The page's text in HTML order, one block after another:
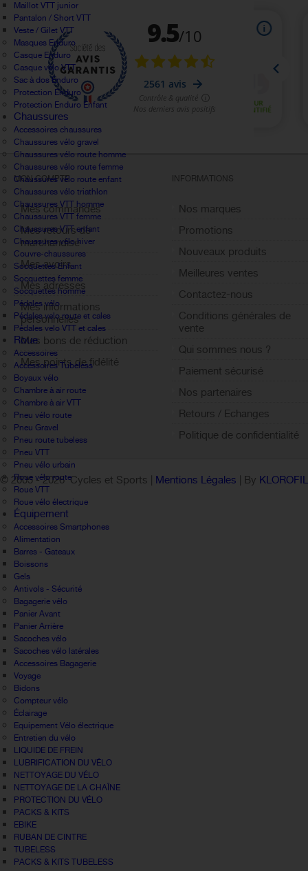
Maillot VTT junior
Pantalon / Short VTT
Veste / Gilet VTT
Masques Enduro
Casque Enduro
Casque vélo VTT
Sac à dos Enduro
Protection Enduro
Protection Enduro Enfant
Chaussures
Accessoires chaussures
Chaussures vélo gravel
Chaussures vélo route homme
Chaussures vélo route femme
Chaussures vélo route enfant
Chaussures vélo triathlon
Chaussures VTT homme
Chaussures VTT femme
Chaussures VTT enfant
Chaussures vélo hiver
Couvre-chaussures
Socquettes Enfant
Socquettes femme
Socquettes homme
Pédales vélo
Pédales velo route et cales
Pédales velo VTT et cales
Roue
Accessoires
Accessoires Tubeless
Boyaux vélo
Chambre à air route
Chambre à air VTT
Pneu vélo route
Pneu Gravel
Pneu route tubeless
Pneu VTT
Pneu vélo urbain
Roue vélo route
Roue VTT
Roue vélo électrique
Équipement
Accessoires Smartphones
Alimentation
Barres - Gateaux
Boissons
Gels
Antivols - Sécurité
Bagagerie vélo
Panier Avant
Panier Arrière
Sacoches vélo
Sacoches vélo latérales
Accessoires Bagagerie
Voyage
Bidons
Compteur vélo
Éclairage
Equipement Vélo électrique
Entretien du vélo
LIQUIDE DE FREIN
LUBRIFICATION DU VÉLO
NETTOYAGE DU VÉLO
NETTOYAGE DE LA CHAÎNE
PROTECTION DU VÉLO
PACKS & KITS
EBIKE
RUBAN DE CINTRE
TUBELESS
PACKS & KITS TUBELESS
MON COMPTE
Mes commandes
Mes retours de
marchandise
Mes avoirs
Mes adresses
Mes informations
personnelles
Mes bons de réduction
Mes points de fidélité
Sign out
INFORMATIONS
Nos marques
Promotions
Nouveaux produits
Meilleures ventes
Contactez-nous
Conditions générales de
vente
Qui sommes nous ?
Paiement sécurisé
Nos partenaires
Retours / Echanges
Politique de confidentialité
© 2005 -2026 Cycles et Sports | Mentions Légales | By